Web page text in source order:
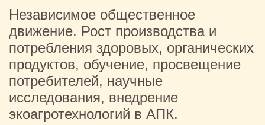
Независимое общественное
движение. Рост производства и
потребления здоровых, органических
продуктов, обучение, просвещение
потребителей, научные
исследования, внедрение
экоагротехнологий в АПК.